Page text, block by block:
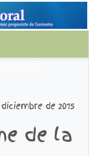
de 2015
de la